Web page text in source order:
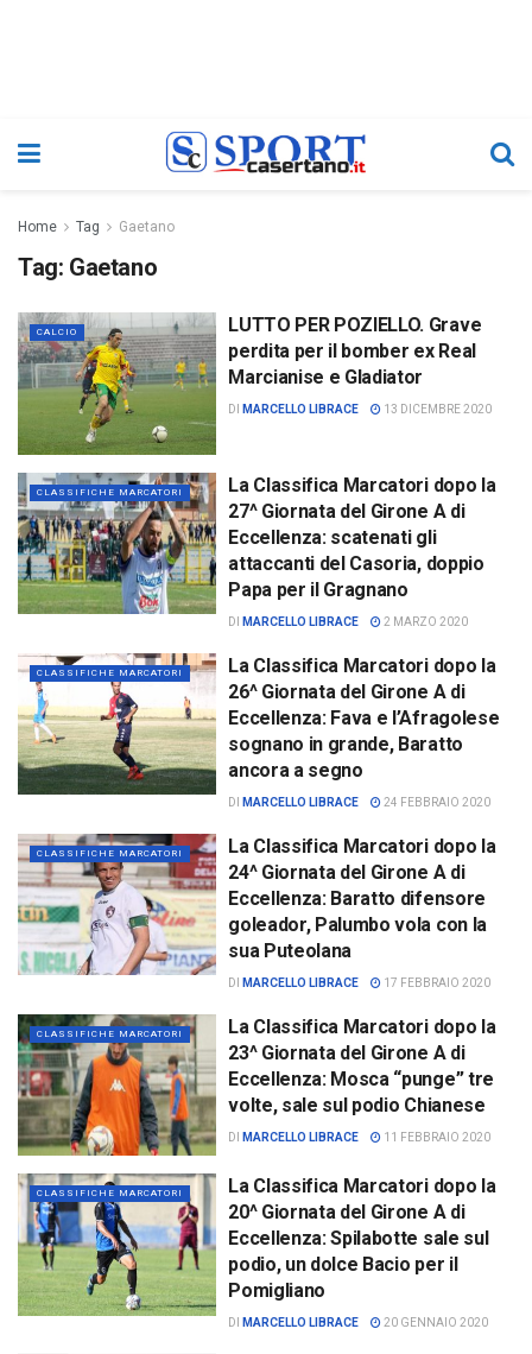
Home Tag Gaetano
Tag: Gaetano
CALCIO
LUTTO PER POZIELLO. Grave
perdita per il bomber ex Real
Marcianise e Gladiator
DI MARCELLO LIBRACE 13 DICEMBRE 2020
CLASSIFICHE MARCATORI
La Classifica Marcatori dopo la
27^ Giornata del Girone A di
Eccellenza: scatenati gli
attaccanti del Casoria, doppio
Papa per il Gragnano
DI MARCELLO LIBRACE 2 MARZO 2020
CLASSIFICHE MARCATORI
La Classifica Marcatori dopo la
26^ Giornata del Girone A di
Eccellenza: Fava e l’Afragolese
sognano in grande, Baratto
ancora a segno
DI MARCELLO LIBRACE 24 FEBBRAIO 2020
CLASSIFICHE MARCATORI
La Classifica Marcatori dopo la
24^ Giornata del Girone A di
Eccellenza: Baratto difensore
goleador, Palumbo vola con la
sua Puteolana
DI MARCELLO LIBRACE 17 FEBBRAIO 2020
CLASSIFICHE MARCATORI
La Classifica Marcatori dopo la
23^ Giornata del Girone A di
Eccellenza: Mosca “punge” tre
volte, sale sul podio Chianese
DI MARCELLO LIBRACE 11 FEBBRAIO 2020
CLASSIFICHE MARCATORI
La Classifica Marcatori dopo la
20^ Giornata del Girone A di
Eccellenza: Spilabotte sale sul
podio, un dolce Bacio per il
Pomigliano
DI MARCELLO LIBRACE 20 GENNAIO 2020